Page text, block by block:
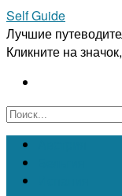
Self Guide
Лучшие
Кликните на